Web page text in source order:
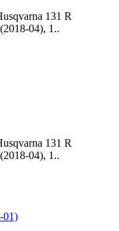
131 R
04), 1..
131 R
04), 1..